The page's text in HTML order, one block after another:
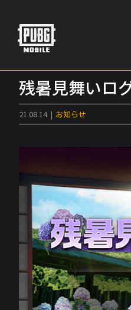
content
残暑見舞いロ
21.08.14 | お知らせ